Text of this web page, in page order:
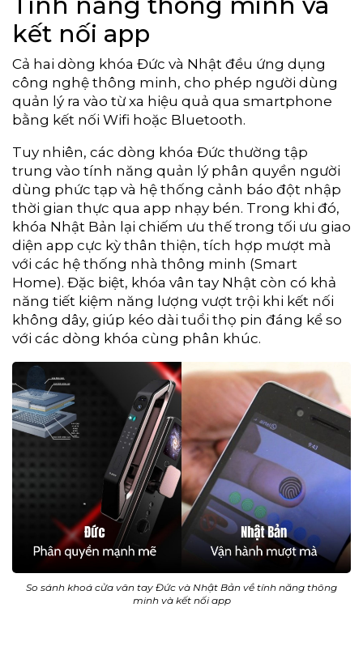
kết nối app
Cả hai dòng khóa Đức và Nhật đều ứng dụng
công nghệ thông minh, cho phép người dùng
quản lý ra vào từ xa hiệu quả qua smartphone
bằng kết nối Wifi hoặc Bluetooth.
Tuy nhiên, các dòng khóa Đức thường tập
trung vào tính năng quản lý phân quyền người
dùng phức tạp và hệ thống cảnh báo đột nhập
thời gian thực qua app nhạy bén. Trong khi đó,
khóa Nhật Bản lại chiếm ưu thế trong tối ưu giao
diện app cực kỳ thân thiện, tích hợp mượt mà
với các hệ thống nhà thông minh (Smart
Home). Đặc biệt, khóa vân tay Nhật còn có khả
năng tiết kiệm năng lượng vượt trội khi kết nối
không dây, giúp kéo dài tuổi thọ pin đáng kể so
với các dòng khóa cùng phân khúc.
So sánh khoá cửa vân tay Đức và Nhật Bản về tính năng thông
minh và kết nối app